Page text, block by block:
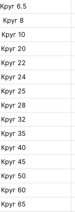
Круг 6.5
Круг 8
Круг 10
Круг 20
Круг 22
Круг 24
Круг 25
Круг 28
Круг 32
Круг 35
Круг 40
Круг 45
Круг 50
Круг 60
Круг 65